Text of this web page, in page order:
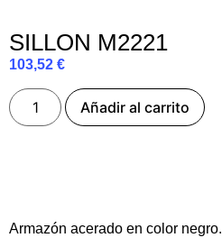
SILLON M2221
103,52 €
Añadir al carrito
Armazón acerado en color negro.